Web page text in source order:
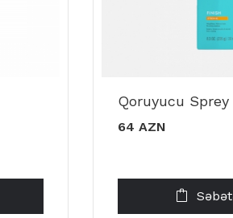
Qoruyucu Sprey
64 AZN